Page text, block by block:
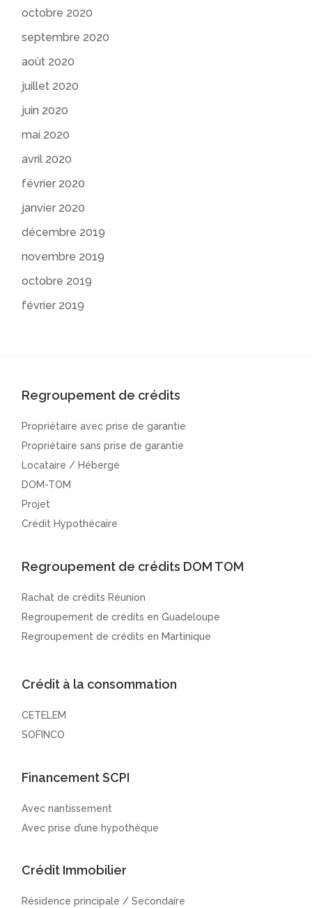
octobre 2020
septembre 2020
août 2020
juillet 2020
juin 2020
mai 2020
avril 2020
février 2020
janvier 2020
décembre 2019
novembre 2019
octobre 2019
février 2019
Regroupement de crédits
Propriétaire avec prise de garantie
Propriétaire sans prise de garantie
Locataire / Hébergé
DOM-TOM
Projet
Crédit Hypothécaire
Regroupement de crédits DOM TOM
Rachat de crédits Réunion
Regroupement de crédits en Guadeloupe
Regroupement de crédits en Martinique
Crédit à la consommation
CETELEM
SOFINCO
Financement SCPI
Avec nantissement
Avec prise d’une hypothèque
Crédit Immobilier
Résidence principale / Secondaire